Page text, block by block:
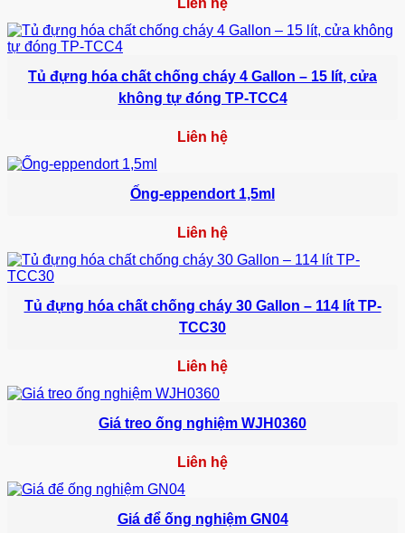
Tủ đựng hóa chất chống cháy 4 Gallon – 15 lít, cửa
không tự đóng TP-TCC4
Liên hệ
Ống-eppendort 1,5ml
Liên hệ
Tủ đựng hóa chất chống cháy 30 Gallon – 114 lít TP-
TCC30
Liên hệ
Giá treo ống nghiệm WJH0360
Liên hệ
Giá để ống nghiệm GN04